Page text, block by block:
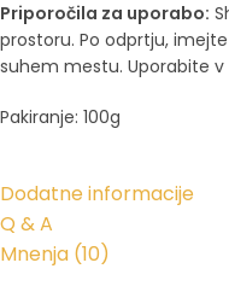
Priporočila za uporabo:
prostoru. Po odprtju,
suhem mestu. Uporabite
Pakiranje: 100g
Dodatne informacije
Q & A
Mnenja (10)